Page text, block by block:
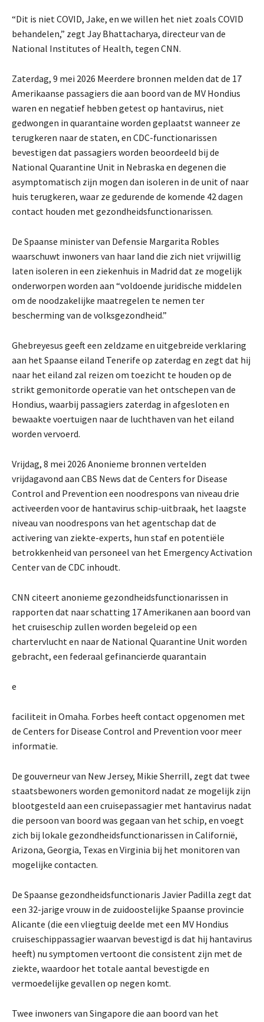
“Dit is niet COVID, Jake, en we willen het niet zoals COVID
behandelen,” zegt Jay Bhattacharya, directeur van de
National Institutes of Health, tegen CNN.
Zaterdag, 9 mei 2026 Meerdere bronnen melden dat de 17
Amerikaanse passagiers die aan boord van de MV Hondius
waren en negatief hebben getest op hantavirus, niet
gedwongen in quarantaine worden geplaatst wanneer ze
terugkeren naar de staten, en CDC-functionarissen
bevestigen dat passagiers worden beoordeeld bij de
National Quarantine Unit in Nebraska en degenen die
asymptomatisch zijn mogen dan isoleren in de unit of naar
huis terugkeren, waar ze gedurende de komende 42 dagen
contact houden met gezondheidsfunctionarissen.
De Spaanse minister van Defensie Margarita Robles
waarschuwt inwoners van haar land die zich niet vrijwillig
laten isoleren in een ziekenhuis in Madrid dat ze mogelijk
onderworpen worden aan “voldoende juridische middelen
om de noodzakelijke maatregelen te nemen ter
bescherming van de volksgezondheid.”
Ghebreyesus geeft een zeldzame en uitgebreide verklaring
aan het Spaanse eiland Tenerife op zaterdag en zegt dat hij
naar het eiland zal reizen om toezicht te houden op de
strikt gemonitorde operatie van het ontschepen van de
Hondius, waarbij passagiers zaterdag in afgesloten en
bewaakte voertuigen naar de luchthaven van het eiland
worden vervoerd.
Vrijdag, 8 mei 2026 Anonieme bronnen vertelden
vrijdagavond aan CBS News dat de Centers for Disease
Control and Prevention een noodrespons van niveau drie
activeerden voor de hantavirus schip-uitbraak, het laagste
niveau van noodrespons van het agentschap dat de
activering van ziekte-experts, hun staf en potentiële
betrokkenheid van personeel van het Emergency Activation
Center van de CDC inhoudt.
CNN citeert anonieme gezondheidsfunctionarissen in
rapporten dat naar schatting 17 Amerikanen aan boord van
het cruiseschip zullen worden begeleid op een
chartervlucht en naar de National Quarantine Unit worden
gebracht, een federaal gefinancierde quarantain
e
faciliteit in Omaha. Forbes heeft contact opgenomen met
de Centers for Disease Control and Prevention voor meer
informatie.
De gouverneur van New Jersey, Mikie Sherrill, zegt dat twee
staatsbewoners worden gemonitord nadat ze mogelijk zijn
blootgesteld aan een cruisepassagier met hantavirus nadat
die persoon van boord was gegaan van het schip, en voegt
zich bij lokale gezondheidsfunctionarissen in Californië,
Arizona, Georgia, Texas en Virginia bij het monitoren van
mogelijke contacten.
De Spaanse gezondheidsfunctionaris Javier Padilla zegt dat
een 32-jarige vrouw in de zuidoostelijke Spaanse provincie
Alicante (die een vliegtuig deelde met een MV Hondius
cruiseschippassagier waarvan bevestigd is dat hij hantavirus
heeft) nu symptomen vertoont die consistent zijn met de
ziekte, waardoor het totale aantal bevestigde en
vermoedelijke gevallen op negen komt.
Twee inwoners van Singapore die aan boord van het